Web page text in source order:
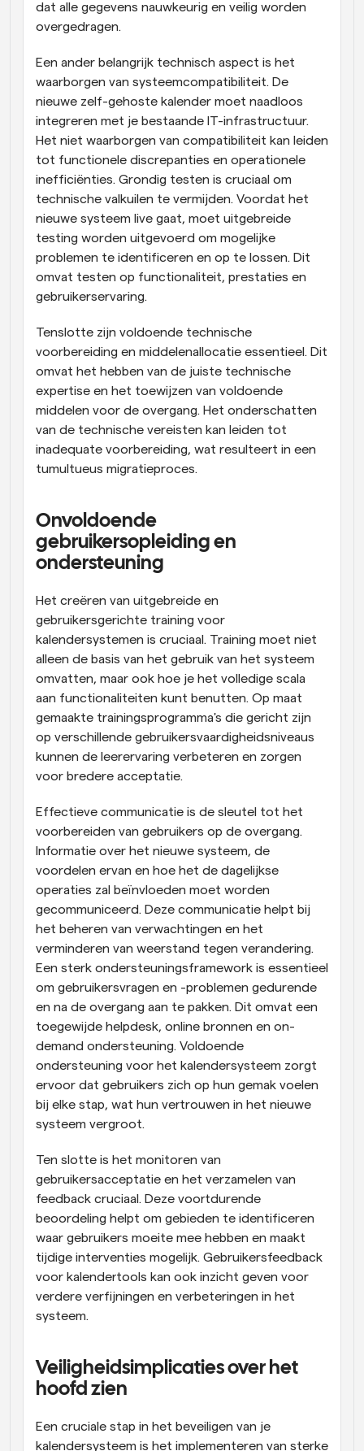
dat alle gegevens nauwkeurig en veilig worden
overgedragen.
Een ander belangrijk technisch aspect is het
waarborgen van systeemcompatibiliteit. De
nieuwe zelf-gehoste kalender moet naadloos
integreren met je bestaande IT-infrastructuur.
Het niet waarborgen van compatibiliteit kan leiden
tot functionele discrepanties en operationele
inefficiënties. Grondig testen is cruciaal om
technische valkuilen te vermijden. Voordat het
nieuwe systeem live gaat, moet uitgebreide
testing worden uitgevoerd om mogelijke
problemen te identificeren en op te lossen. Dit
omvat testen op functionaliteit, prestaties en
gebruikerservaring.
Tenslotte zijn voldoende technische
voorbereiding en middelenallocatie essentieel. Dit
omvat het hebben van de juiste technische
expertise en het toewijzen van voldoende
middelen voor de overgang. Het onderschatten
van de technische vereisten kan leiden tot
inadequate voorbereiding, wat resulteert in een
tumultueus migratieproces.
Onvoldoende
gebruikersopleiding en
ondersteuning
Het creëren van uitgebreide en
gebruikersgerichte training voor
kalendersystemen is cruciaal. Training moet niet
alleen de basis van het gebruik van het systeem
omvatten, maar ook hoe je het volledige scala
aan functionaliteiten kunt benutten. Op maat
gemaakte trainingsprogramma's die gericht zijn
op verschillende gebruikersvaardigheidsniveaus
kunnen de leerervaring verbeteren en zorgen
voor bredere acceptatie.
Effectieve communicatie is de sleutel tot het
voorbereiden van gebruikers op de overgang.
Informatie over het nieuwe systeem, de
voordelen ervan en hoe het de dagelijkse
operaties zal beïnvloeden moet worden
gecommuniceerd. Deze communicatie helpt bij
het beheren van verwachtingen en het
verminderen van weerstand tegen verandering.
Een sterk ondersteuningsframework is essentieel
om gebruikersvragen en -problemen gedurende
en na de overgang aan te pakken. Dit omvat een
toegewijde helpdesk, online bronnen en on-
demand ondersteuning. Voldoende
ondersteuning voor het kalendersysteem zorgt
ervoor dat gebruikers zich op hun gemak voelen
bij elke stap, wat hun vertrouwen in het nieuwe
systeem vergroot.
Ten slotte is het monitoren van
gebruikersacceptatie en het verzamelen van
feedback cruciaal. Deze voortdurende
beoordeling helpt om gebieden te identificeren
waar gebruikers moeite mee hebben en maakt
tijdige interventies mogelijk. Gebruikersfeedback
voor kalendertools kan ook inzicht geven voor
verdere verfijningen en verbeteringen in het
systeem.
Veiligheidsimplicaties over het
hoofd zien
Een cruciale stap in het beveiligen van je
kalendersysteem is het implementeren van sterke